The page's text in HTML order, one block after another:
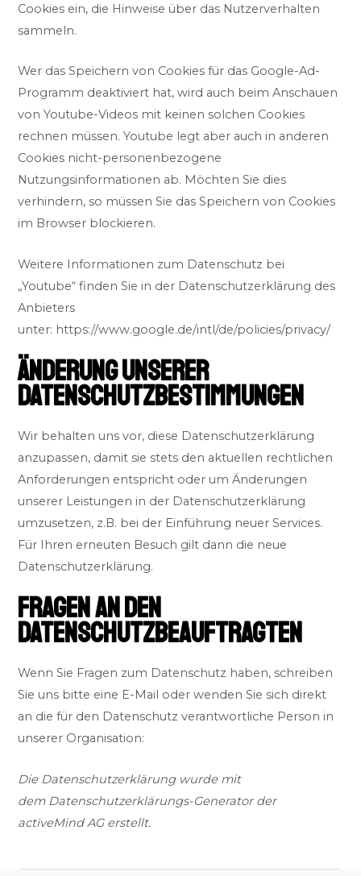
Cookies ein, die Hinweise über das Nutzerverhalten
sammeln.
Wer das Speichern von Cookies für das Google-Ad-
Programm deaktiviert hat, wird auch beim Anschauen
von Youtube-Videos mit keinen solchen Cookies
rechnen müssen. Youtube legt aber auch in anderen
Cookies nicht-personenbezogene
Nutzungsinformationen ab. Möchten Sie dies
verhindern, so müssen Sie das Speichern von Cookies
im Browser blockieren.
Weitere Informationen zum Datenschutz bei
„Youtube“ finden Sie in der Datenschutzerklärung des
Anbieters
unter: https://www.google.de/intl/de/policies/privacy/
ÄNDERUNG UNSERER
DATENSCHUTZBESTIMMUNGEN
Wir behalten uns vor, diese Datenschutzerklärung
anzupassen, damit sie stets den aktuellen rechtlichen
Anforderungen entspricht oder um Änderungen
unserer Leistungen in der Datenschutzerklärung
umzusetzen, z.B. bei der Einführung neuer Services.
Für Ihren erneuten Besuch gilt dann die neue
Datenschutzerklärung.
FRAGEN AN DEN
DATENSCHUTZBEAUFTRAGTEN
Wenn Sie Fragen zum Datenschutz haben, schreiben
Sie uns bitte eine E-Mail oder wenden Sie sich direkt
an die für den Datenschutz verantwortliche Person in
unserer Organisation:
Die Datenschutzerklärung wurde mit
dem Datenschutzerklärungs-Generator der
activeMind AG erstellt.